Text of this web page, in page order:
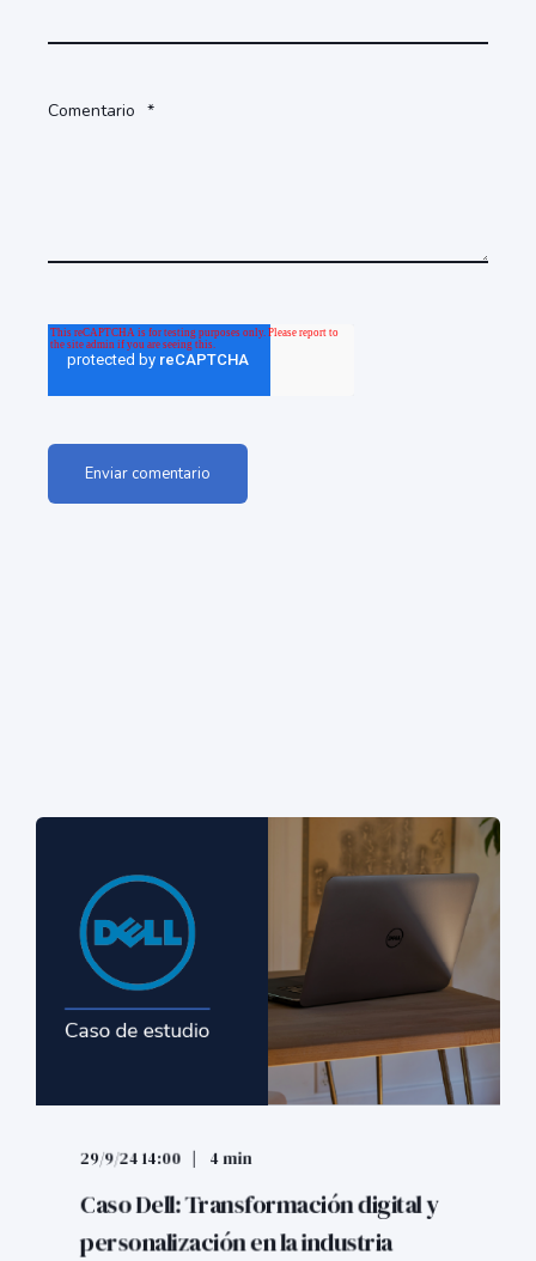
Comentario *
29/9/24 14:00 4 min
Caso Dell: Transformación digital y
personalización en la industria